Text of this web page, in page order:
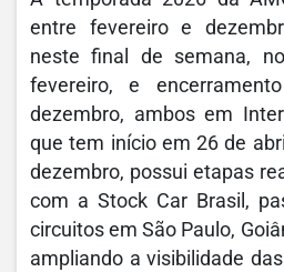
entre fevereiro e
neste final de semana,
fevereiro, e
dezembro, ambos em
que tem início em 26 de
dezembro, possui etapas
com a Stock Car Brasil,
circuitos em São Paulo,
ampliando a visibilidade